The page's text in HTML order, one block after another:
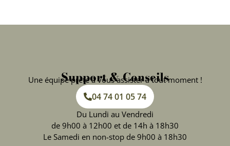
Support & Conseils
Une équipe prête à vous assister à tout moment !
04 74 01 05 74
Du Lundi au Vendredi
de 9h00 à 12h00 et de 14h à 18h30
Le Samedi en non-stop de 9h00 à 18h30